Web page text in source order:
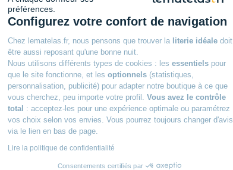
préférences.
Configurez votre confort de navigation
Chez lematelas.fr, nous pensons que trouver la literie idéale doit
être aussi reposant qu'une bonne nuit.
Nous utilisons différents types de cookies : les essentiels pour
que le site fonctionne, et les optionnels (statistiques,
personnalisation, publicité) pour adapter notre boutique à ce que
vous cherchez, peu importe votre profil. Vous avez le contrôle
total : acceptez-les pour une expérience optimale ou paramétrez
vos choix selon vos envies. Vous pourrez toujours changer d'avis
via le lien en bas de page.
Lire la politique de confidentialité
Consentements certifiés par
+
+